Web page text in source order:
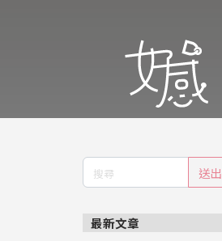
送出
最新文章